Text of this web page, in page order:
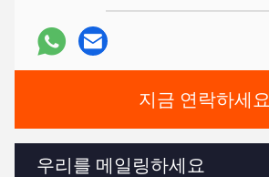
지금 연락하세요
우리를 메일링하세요